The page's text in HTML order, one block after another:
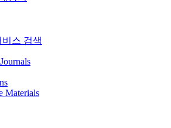
스 검색
Materials